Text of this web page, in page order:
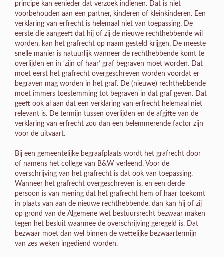
principe kan eenieder dat verzoek indienen. Dat is niet
voorbehouden aan een partner, kinderen of kleinkinderen. Een
verklaring van erfrecht is helemaal niet van toepassing. De
eerste die aangeeft dat hij of zij de nieuwe rechthebbende wil
worden, kan het grafrecht op naam gesteld krijgen. De meeste
snelle manier is natuurlijk wanneer de rechthebbende komt te
overlijden en in ‘zijn of haar’ graf begraven moet worden. Dat
moet eerst het grafrecht overgeschreven worden voordat er
begraven mag worden in het graf. De (nieuwe) rechthebbende
moet immers toestemming tot begraven in dat graf geven. Dat
geeft ook al aan dat een verklaring van erfrecht helemaal niet
relevant is. De termijn tussen overlijden en de afgifte van de
verklaring van erfrecht zou dan een belemmerende factor zijn
voor de uitvaart.
Bij een gemeentelijke begraafplaats wordt het grafrecht door
of namens het college van B&W verleend. Voor de
overschrijving van het grafrecht is dat ook van toepassing.
Wanneer het grafrecht overgeschreven is, en een derde
persoon is van mening dat het grafrecht hem of haar toekomt
in plaats van aan de nieuwe rechthebbende, dan kan hij of zij
op grond van de Algemene wet bestuursrecht bezwaar maken
tegen het besluit waarmee de overschrijving geregeld is. Dat
bezwaar moet dan wel binnen de wettelijke bezwaartermijn
van zes weken ingediend worden.